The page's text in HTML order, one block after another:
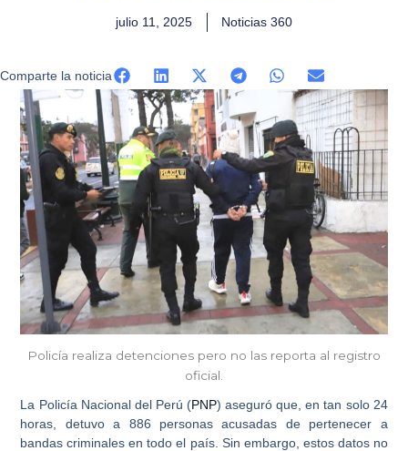
julio 11, 2025 Noticias 360
Comparte la noticia
Policía realiza detenciones pero no las reporta al registro
oficial.
La Policía Nacional del Perú (PNP) aseguró que, en tan solo 24
horas, detuvo a 886 personas acusadas de pertenecer a
bandas criminales en todo el país. Sin embargo, estos datos no